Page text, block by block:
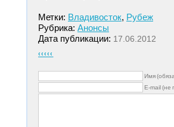
Метки: Владивосток, Рубеж
Рубрика: Анонсы
Дата публикации: 17.06.2012
‹‹‹‹‹
Имя
E-mail (не